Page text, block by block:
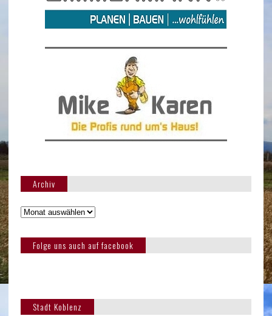
Archiv
Folge uns auch auf facebook
Stadt Koblenz